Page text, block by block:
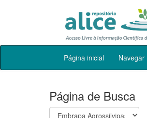
Skip
Página inicial Navegar
Página de Busca